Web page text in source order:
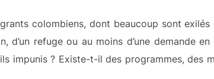
colombiens, dont beaucoup sont
d’un refuge ou au moins d’une demande
impunis ? Existe-t-il des programmes, des